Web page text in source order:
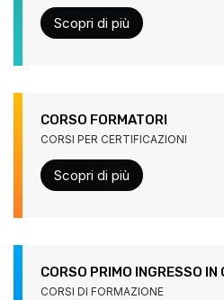
Scopri di più
CORSO FORMATORI
CORSI PER CERTIFICAZIONI
Scopri di più
CORSO PRIMO INGRESSO IN
CORSI DI FORMAZIONE